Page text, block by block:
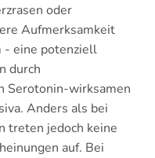
oder
Aufmerksamkeit
- eine potenziell
durch
Serotonin-wirksamen
Anders als bei
treten jedoch keine
auf. Bei